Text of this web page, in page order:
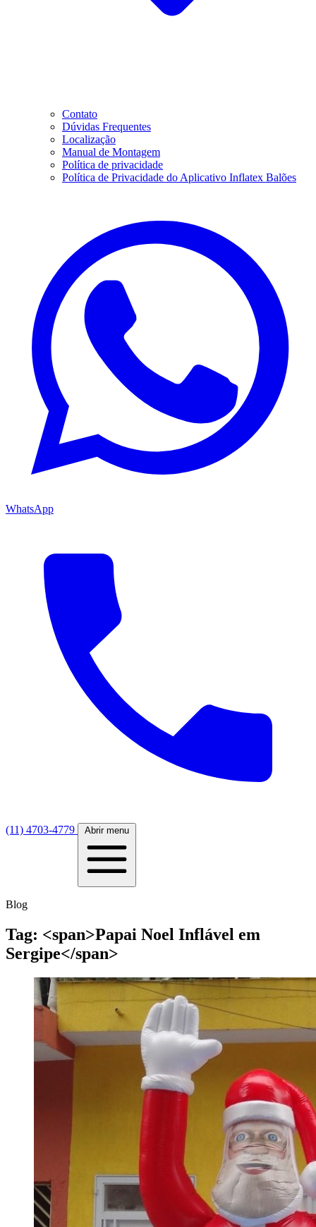
Contato
Dúvidas Frequentes
Localização
Manual de Montagem
Política de privacidade
Política de Privacidade do Aplicativo Inflatex Balões
WhatsApp
(11) 4703-4779 Abrir menu
Blog
Tag: <span>Papai Noel Inflável em
Sergipe</span>